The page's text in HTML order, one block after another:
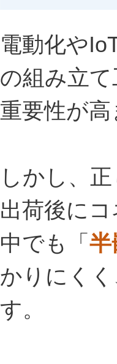
電動化や
の組み立
重要性が
しかし、
出荷後に
中でも「 半
かりにく
す。